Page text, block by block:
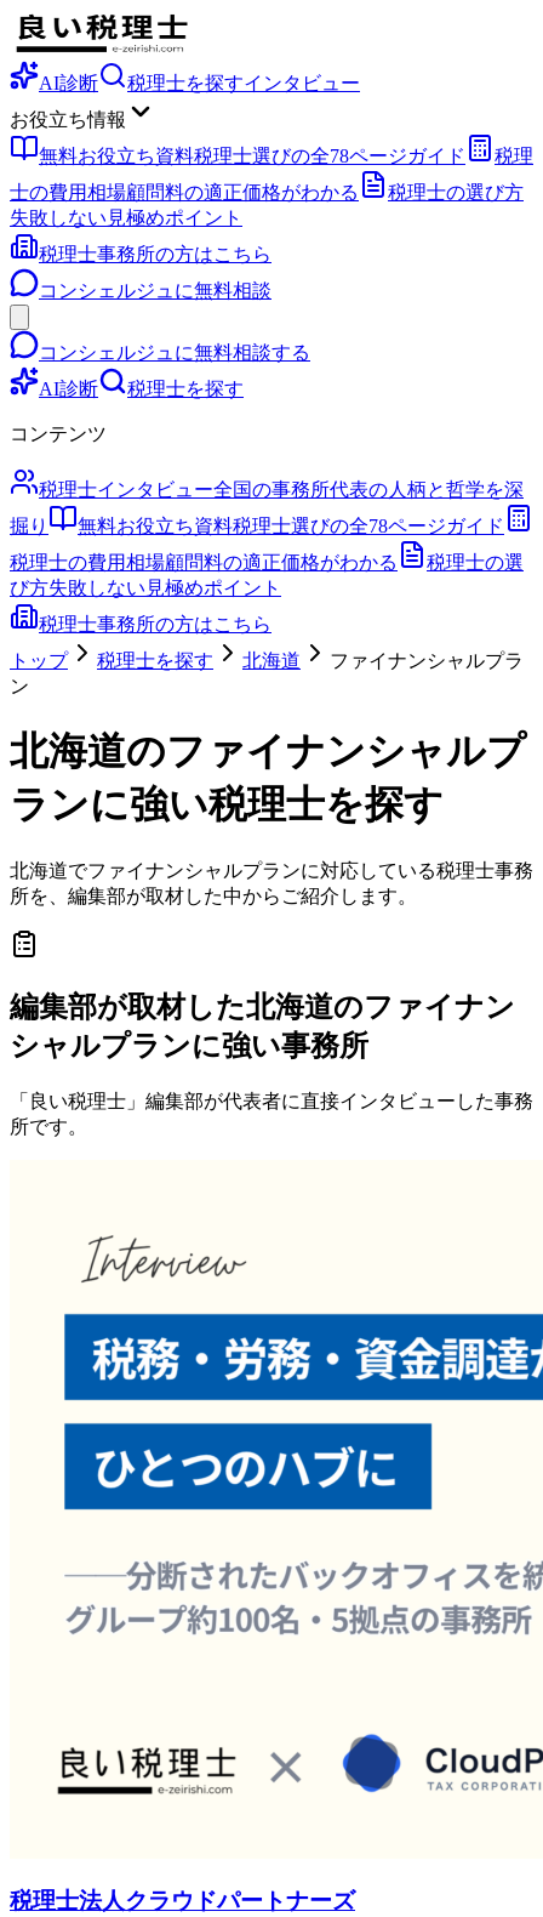
AI診断 税理士を探すインタビュー
お役立ち情報
無料お役立ち資料税理士選びの全78ページガイド
税理
士の費用相場顧問料の適正価格がわかる
税理士の選び方
失敗しない見極めポイント
税理士事務所の方はこちら
コンシェルジュに無料相談
コンシェルジュに無料相談する
AI診断
税理士を探す
コンテンツ
税理士インタビュー全国の事務所代表の人柄と哲学を深
掘り
無料お役立ち資料税理士選びの全78ページガイド
税理士の費用相場顧問料の適正価格がわかる
税理士の選
び方失敗しない見極めポイント
税理士事務所の方はこちら
トップ
税理士を探す 北海道
ファイナンシャルプラ
ン
北海道のファイナンシャルプ
ランに強い税理士を探す
北海道でファイナンシャルプランに対応している税理士事務
所を、編集部が取材した中からご紹介します。
編集部が取材した北海道のファイナン
シャルプランに強い事務所
「良い税理士」編集部が代表者に直接インタビューした事務
所です。
税理士法人クラウドパートナーズ